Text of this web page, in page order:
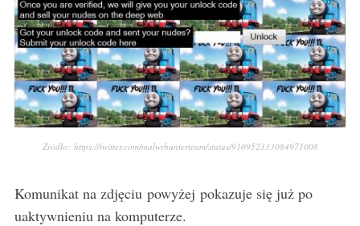
Źródło: https://twitter.com/malwrhunterteam/status/910952333084971008
Komunikat na zdjęciu powyżej pokazuje się już po
uaktywnieniu na komputerze.